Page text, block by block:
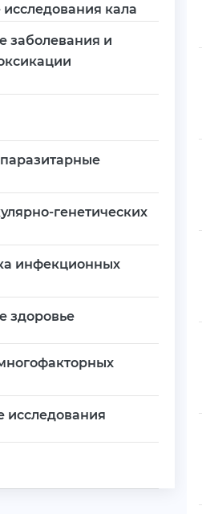
кала
заболевания и
генетических
инфекционных
здоровье
исследования